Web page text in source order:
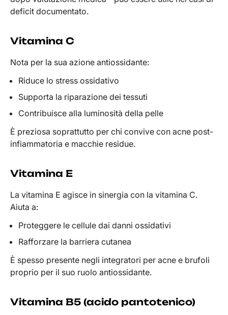
deficit documentato.
Vitamina C
Nota per la sua azione antiossidante:
Riduce lo stress ossidativo
Supporta la riparazione dei tessuti
Contribuisce alla luminosità della pelle
È preziosa soprattutto per chi convive con acne post-
infiammatoria e macchie residue.
Vitamina E
La vitamina E agisce in sinergia con la vitamina C.
Aiuta a:
Proteggere le cellule dai danni ossidativi
Rafforzare la barriera cutanea
È spesso presente negli integratori per acne e brufoli
proprio per il suo ruolo antiossidante.
Vitamina B5 (acido pantotenico)